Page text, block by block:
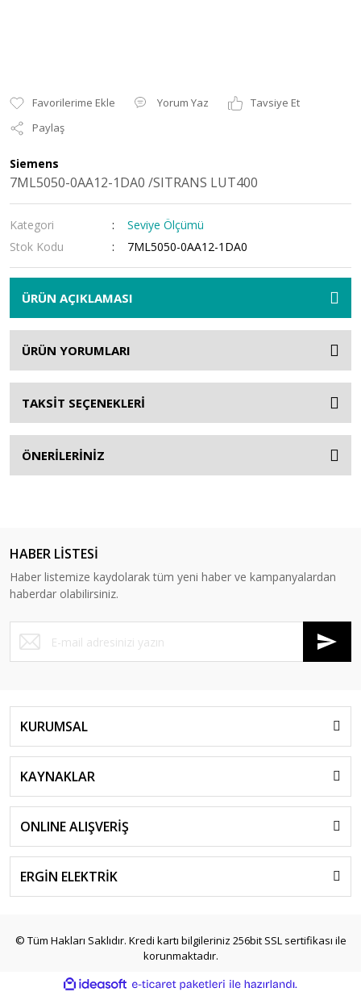
Yorum Yaz
Tavsiye Et
Paylaş
Siemens
7ML5050-0AA12-1DA0 /SITRANS LUT400
Kategori
Seviye Ölçümü
Stok Kodu
7ML5050-0AA12-1DA0
ÜRÜN AÇIKLAMASI
ÜRÜN YORUMLARI
TAKSİT SEÇENEKLERİ
ÖNERİLERİNİZ
HABER LİSTESİ
Haber listemize kaydolarak tüm yeni haber ve kampanyalardan
haberdar olabilirsiniz.
KURUMSAL
KAYNAKLAR
ONLINE ALIŞVERİŞ
ERGİN ELEKTRİK
© Tüm Hakları Saklıdır. Kredi kartı bilgileriniz 256bit SSL sertifikası ile
korunmaktadır.
ideasoft e-